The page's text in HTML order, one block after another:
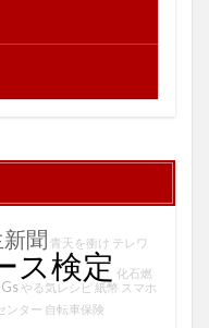
聞 青天を衝け テレワ
ス検定 化石燃
やる気レシピ 紙幣 スマホ
ンター 自転車保険